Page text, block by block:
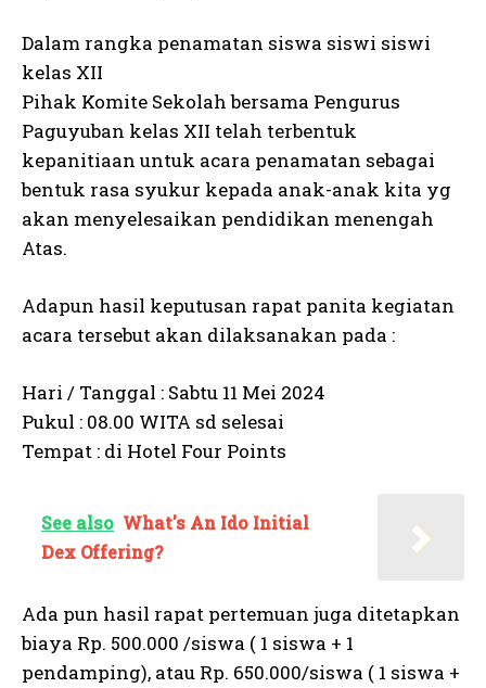
Dalam rangka penamatan siswa siswi siswi
kelas XII
Pihak Komite Sekolah bersama Pengurus
Paguyuban kelas XII telah terbentuk
kepanitiaan untuk acara penamatan sebagai
bentuk rasa syukur kepada anak-anak kita yg
akan menyelesaikan pendidikan menengah
Atas.
Adapun hasil keputusan rapat panita kegiatan
acara tersebut akan dilaksanakan pada :
Hari / Tanggal : Sabtu 11 Mei 2024
Pukul : 08.00 WITA sd selesai
Tempat : di Hotel Four Points
See also What's An Ido Initial
Dex Offering?
Ada pun hasil rapat pertemuan juga ditetapkan
biaya Rp. 500.000 /siswa ( 1 siswa + 1
pendamping), atau Rp. 650.000/siswa ( 1 siswa +